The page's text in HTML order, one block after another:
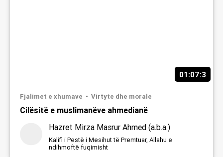
01:07:3
Fjalimet e xhumave Virtyte dhe morale
Cilësitë e muslimanëve ahmedianë
Hazret Mirza Masrur Ahmed (a.b.a.)
Kalifi i Pestë i Mesihut të Premtuar, Allahu e
ndihmoftë fuqimisht